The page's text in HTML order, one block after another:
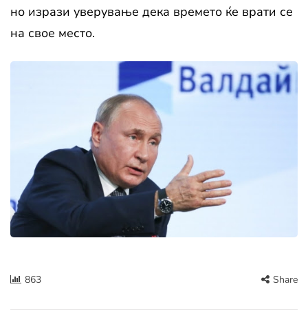
но изрази уверување дека времето ќе врати се
на свое место.
863 Share